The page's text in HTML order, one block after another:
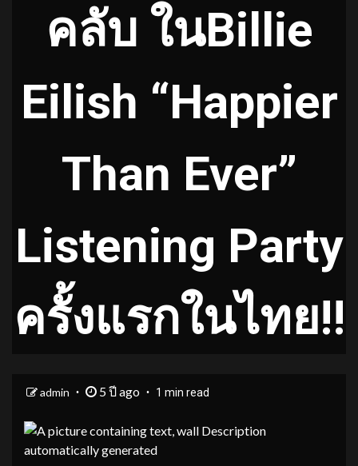
คลับ ในBillie
Eilish “Happier
Than Ever”
Listening Party
ครั้งแรกในไทย!!
admin 5 ปี ago 1 min read